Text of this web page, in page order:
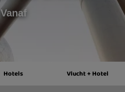
Vanaf